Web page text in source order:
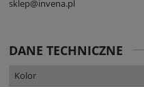
sklep@invena.pl
DANE TECHNICZNE
Kolor